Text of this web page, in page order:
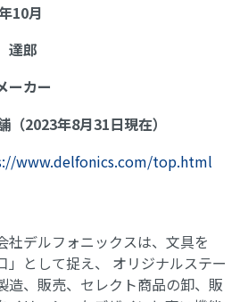
月
郎
カー
年8月31日現在）
www.delfonics.com/top.html
社デルフォニックスは、文具を
」として捉え、 オリジナルステー
造、販売、セレクト商品の卸、販